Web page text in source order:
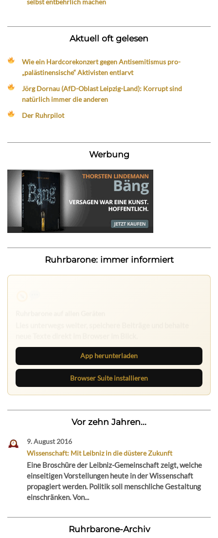
selbst entbehrlich machen
Aktuell oft gelesen
Wie ein Hardcorekonzert gegen Antisemitismus pro-
„palästinensische“ Aktivisten entlarvt
Jörg Dornau (AfD-Oblast Leipzig-Land): Korrupt sind
natürlich immer die anderen
Der Ruhrpilot
Werbung
Ruhrbarone: immer informiert
App herunterladen
Browser Suite installieren
Vor zehn Jahren...
9. August 2016
Wissenschaft: Mit Leibniz in die düstere Zukunft
Eine Broschüre der Leibniz-Gemeinschaft zeigt, welche
einseitigen Vorstellungen heute in der Wissenschaft
propagiert werden. Politik soll menschliche Gestaltung
einschränken. Von...
Ruhrbarone-Archiv